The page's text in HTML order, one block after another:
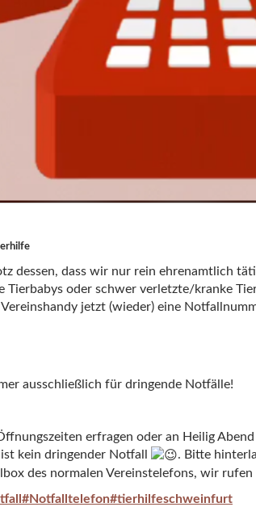
dessen, dass wir nur rein ehrenamtlich
Tierbabys oder schwer verletzte/kranke
jetzt (wieder) eine
ausschließlich für dringende Notfälle!
erfragen oder an Heilig
kein dringender Notfall
. Bitte
des normalen Vereinstelefons, wir rufen
#Notfalltelefon#tierhilfeschweinfurt